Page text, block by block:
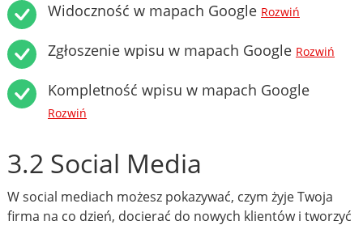
Widoczność w mapach Google Rozwiń
Zgłoszenie wpisu w mapach Google Rozwiń
Kompletność wpisu w mapach Google
Rozwiń
3.2 Social Media
W social mediach możesz pokazywać, czym żyje Twoja
firma na co dzień, docierać do nowych klientów i tworzyć